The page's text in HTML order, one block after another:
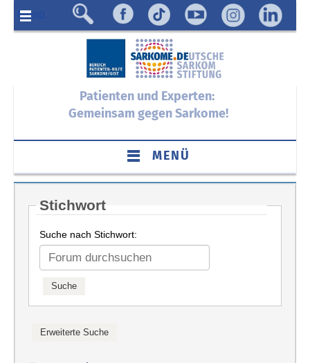
Menü
Patienten und Experten:
Gemeinsam gegen Sarkome!
MENÜ
Stichwort
Suche nach Stichwort: